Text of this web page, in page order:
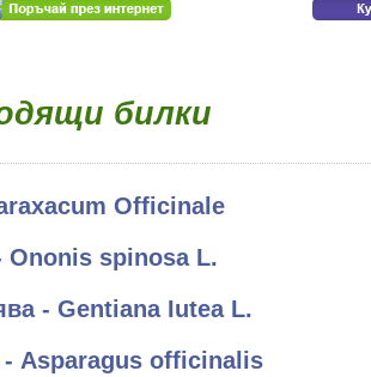
билки
Officinale
spinosa L.
- Gentiana Iutea L.
- Asparagus officinalis